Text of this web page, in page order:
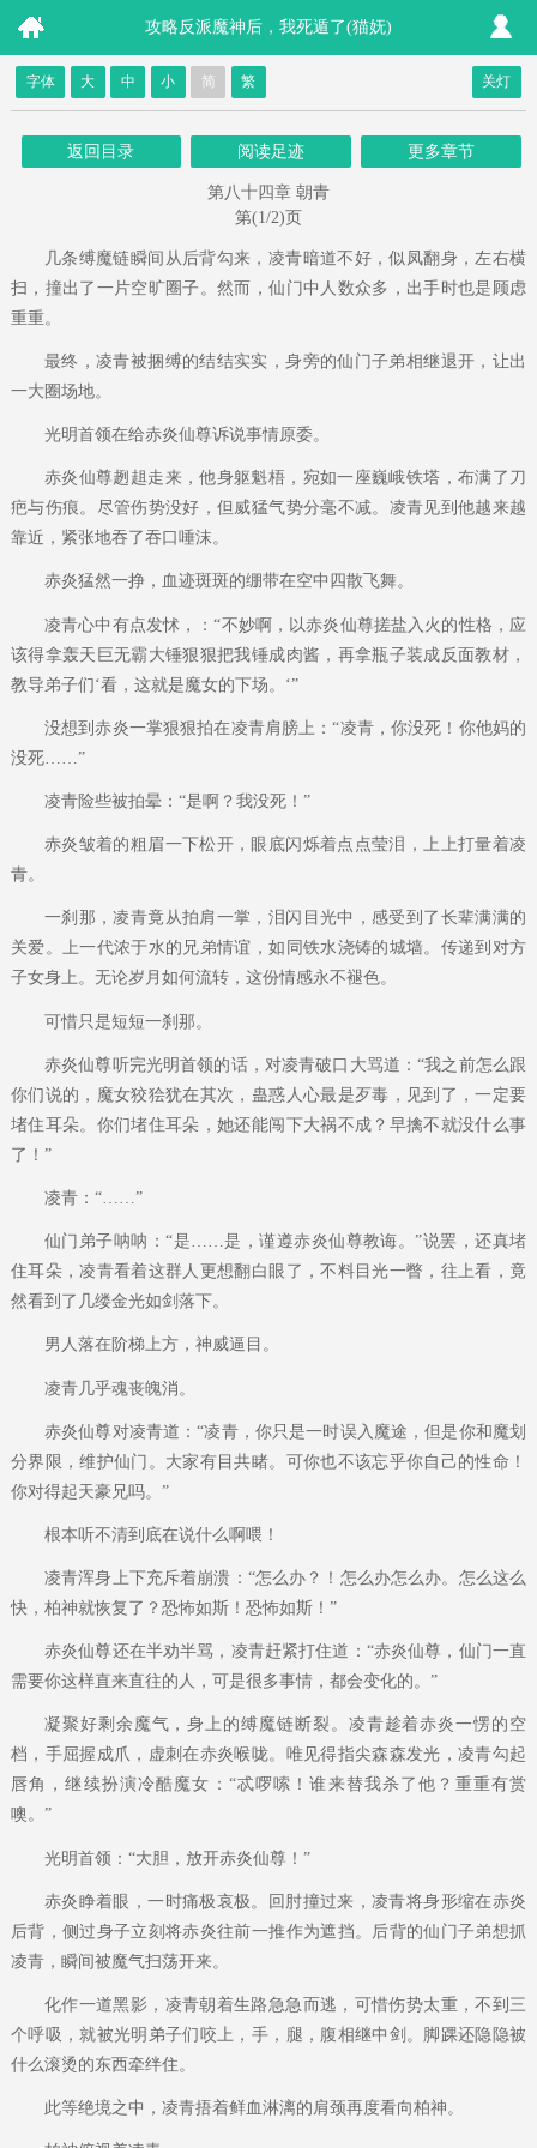
攻略反派魔神后，我死遁了(猫妩)
字体 大 中 小 简 繁 关灯
返回目录 阅读足迹 更多章节
第八十四章 朝青
第(1/2)页
几条缚魔链瞬间从后背勾来，凌青暗道不好，似凤翻身，左右横
扫，撞出了一片空旷圈子。然而，仙门中人数众多，出手时也是顾虑
重重。
最终，凌青被捆缚的结结实实，身旁的仙门子弟相继退开，让出
一大圈场地。
光明首领在给赤炎仙尊诉说事情原委。
赤炎仙尊趔趄走来，他身躯魁梧，宛如一座巍峨铁塔，布满了刀
疤与伤痕。尽管伤势没好，但威猛气势分毫不减。凌青见到他越来越
靠近，紧张地吞了吞口唾沫。
赤炎猛然一挣，血迹斑斑的绷带在空中四散飞舞。
凌青心中有点发怵，：“不妙啊，以赤炎仙尊搓盐入火的性格，应
该得拿轰天巨无霸大锤狠狠把我锤成肉酱，再拿瓶子装成反面教材，
教导弟子们‘看，这就是魔女的下场。‘”
没想到赤炎一掌狠狠拍在凌青肩膀上：“凌青，你没死！你他妈的
没死……”
凌青险些被拍晕：“是啊？我没死！”
赤炎皱着的粗眉一下松开，眼底闪烁着点点莹泪，上上打量着凌
青。
一刹那，凌青竟从拍肩一掌，泪闪目光中，感受到了长辈满满的
关爱。上一代浓于水的兄弟情谊，如同铁水浇铸的城墙。传递到对方
子女身上。无论岁月如何流转，这份情感永不褪色。
可惜只是短短一刹那。
赤炎仙尊听完光明首领的话，对凌青破口大骂道：“我之前怎么跟
你们说的，魔女狡狯犹在其次，蛊惑人心最是歹毒，见到了，一定要
堵住耳朵。你们堵住耳朵，她还能闯下大祸不成？早擒不就没什么事
了！”
凌青：“……”
仙门弟子呐呐：“是……是，谨遵赤炎仙尊教诲。”说罢，还真堵
住耳朵，凌青看着这群人更想翻白眼了，不料目光一瞥，往上看，竟
然看到了几缕金光如剑落下。
男人落在阶梯上方，神威逼目。
凌青几乎魂丧魄消。
赤炎仙尊对凌青道：“凌青，你只是一时误入魔途，但是你和魔划
分界限，维护仙门。大家有目共睹。可你也不该忘乎你自己的性命！
你对得起天豪兄吗。”
根本听不清到底在说什么啊喂！
凌青浑身上下充斥着崩溃：“怎么办？！怎么办怎么办。怎么这么
快，柏神就恢复了？恐怖如斯！恐怖如斯！”
赤炎仙尊还在半劝半骂，凌青赶紧打住道：“赤炎仙尊，仙门一直
需要你这样直来直往的人，可是很多事情，都会变化的。”
凝聚好剩余魔气，身上的缚魔链断裂。凌青趁着赤炎一愣的空
档，手屈握成爪，虚刺在赤炎喉咙。唯见得指尖森森发光，凌青勾起
唇角，继续扮演冷酷魔女：“忒啰嗦！谁来替我杀了他？重重有赏
噢。”
光明首领：“大胆，放开赤炎仙尊！”
赤炎睁着眼，一时痛极哀极。回肘撞过来，凌青将身形缩在赤炎
后背，侧过身子立刻将赤炎往前一推作为遮挡。后背的仙门子弟想抓
凌青，瞬间被魔气扫荡开来。
化作一道黑影，凌青朝着生路急急而逃，可惜伤势太重，不到三
个呼吸，就被光明弟子们咬上，手，腿，腹相继中剑。脚踝还隐隐被
什么滚烫的东西牵绊住。
此等绝境之中，凌青捂着鲜血淋漓的肩颈再度看向柏神。